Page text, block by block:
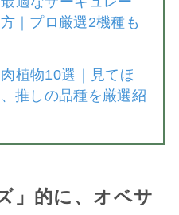
｜プロ厳選2機種も
植物10選｜見てほ
推しの品種を厳選紹
」的に、オベサ